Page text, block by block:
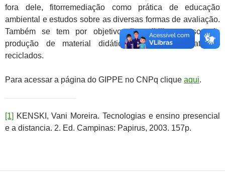
fora dele, fitorremediação como prática de educação
ambiental e estudos sobre as diversas formas de avaliação.
Também se tem por objetivo disponibilizar cursos de
produção de material didático a partir de materiais
reciclados.
Para acessar a página do GIPPE no CNPq clique aqui.
[1] KENSKI, Vani Moreira. Tecnologias e ensino presencial
e a distancia. 2. Ed. Campinas: Papirus, 2003. 157p.